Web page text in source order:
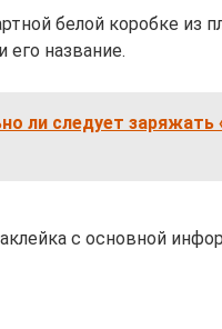
белой коробке из
его название.
ли следует
с основной